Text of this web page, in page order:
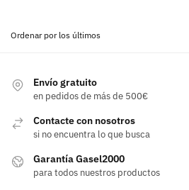
Envío gratuito
en pedidos de más de 500€
Contacte con nosotros
si no encuentra lo que busca
Garantía Gasel2000
para todos nuestros productos